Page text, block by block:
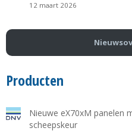
12 maart 2026
Producten
Nieuwe eX70xM panelen
scheepskeur